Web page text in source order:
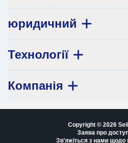
юридичний
Технології
Компанія
Copyright © 2026
Заява про
Зв'яжіться з нами щодо